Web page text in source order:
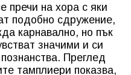
пречи на хора с яки
подобно сдружение,
карнавално, но пък
значими и си
Преглед
тамплиери показва,